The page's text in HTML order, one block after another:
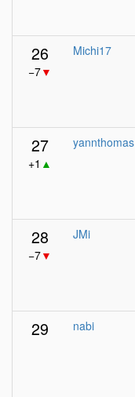
26
−7▼
Michi17
27
+1 ▲
yannthomas
28
−7▼
JMi
29 nabi